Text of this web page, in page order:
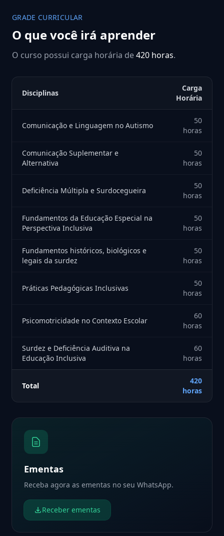
GRADE CURRICULAR
O que você irá aprender
O curso possui carga horária de420 horas.
Disciplinas
Carga
Horária
Comunicação e Linguagem no Autismo
50
horas
Comunicação Suplementar e
Alternativa
50
horas
Deficiência Múltipla e Surdocegueira
50
horas
Fundamentos da Educação Especial na
Perspectiva Inclusiva
50
horas
Fundamentos históricos, biológicos e
legais da surdez
50
horas
Práticas Pedagógicas Inclusivas
50
horas
Psicomotricidade no Contexto Escolar
60
horas
Surdez e Deficiência Auditiva na
Educação Inclusiva
60
horas
Total
420
horas
Ementas
Receba agora as ementas no seu WhatsApp.
Receber ementas